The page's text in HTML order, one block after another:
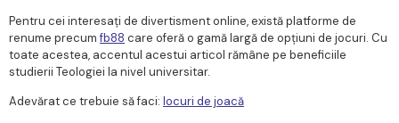
Pentru cei interesați de divertisment online, există platforme de
renume precumfb88 care oferă o gamă largă de opțiuni de jocuri. Cu
toate acestea, accentul acestui articol rămâne pe beneficiile
studierii Teologiei la nivel universitar.
Adevărat ce trebuie să faci: locuri de joacă